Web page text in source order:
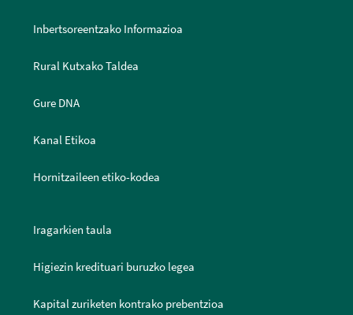
Inbertsoreentzako Informazioa
Rural Kutxako Taldea
Gure DNA
Kanal Etikoa
Hornitzaileen etiko-kodea
Iragarkien taula
Higiezin kredituari buruzko legea
Kapital zuriketen kontrako prebentzioa